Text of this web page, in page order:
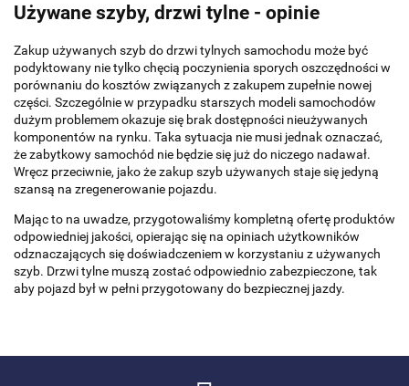
Używane szyby, drzwi tylne - opinie
Zakup używanych szyb do drzwi tylnych samochodu może być
podyktowany nie tylko chęcią poczynienia sporych oszczędności w
porównaniu do kosztów związanych z zakupem zupełnie nowej
części. Szczególnie w przypadku starszych modeli samochodów
dużym problemem okazuje się brak dostępności nieużywanych
komponentów na rynku. Taka sytuacja nie musi jednak oznaczać,
że zabytkowy samochód nie będzie się już do niczego nadawał.
Wręcz przeciwnie, jako że zakup szyb używanych staje się jedyną
szansą na zregenerowanie pojazdu.
Mając to na uwadze, przygotowaliśmy kompletną ofertę produktów
odpowiedniej jakości, opierając się na opiniach użytkowników
odznaczających się doświadczeniem w korzystaniu z używanych
szyb. Drzwi tylne muszą zostać odpowiednio zabezpieczone, tak
aby pojazd był w pełni przygotowany do bezpiecznej jazdy.